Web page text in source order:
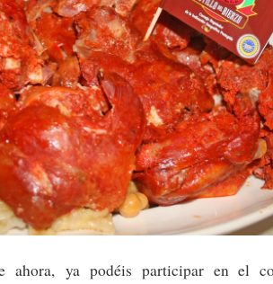
ahora, ya podéis participar en el